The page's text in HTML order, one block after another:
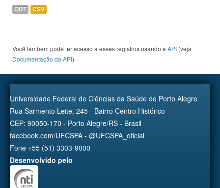
ODT CSV
Você também pode ter acesso a esses registros usando a API (veja
Documentação da API).
Universidade Federal de Ciências da Saúde de Porto Alegre
Rua Sarmento Leite, 245 - Bairro Centro Histórico
CEP: 90050-170 - Porto Alegre/RS - Brasil
facebook.com/UFCSPA - @UFCSPA_oficial
Fone +55 (51) 3303-9000
Desenvolvido pelo